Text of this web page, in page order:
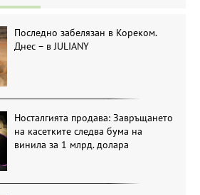
Последно забелязан в Кореком.
Днес – в JULIANY
Носталгията продава: Завръщането
на касетките следва бума на
винила за 1 млрд. долара